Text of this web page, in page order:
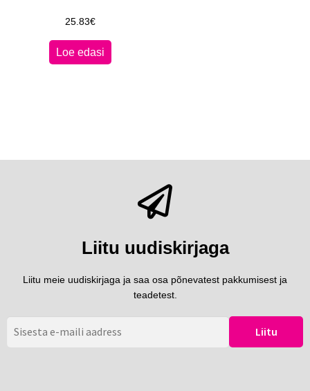
25.83€
Loe edasi
Liitu uudiskirjaga
Liitu meie uudiskirjaga ja saa osa põnevatest pakkumisest ja
teadetest.